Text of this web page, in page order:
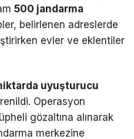
500 jandarma
belirlenen adreslerde
evler ve eklentiler
uyuşturucu
Operasyon
gözaltına alınarak
merkezine